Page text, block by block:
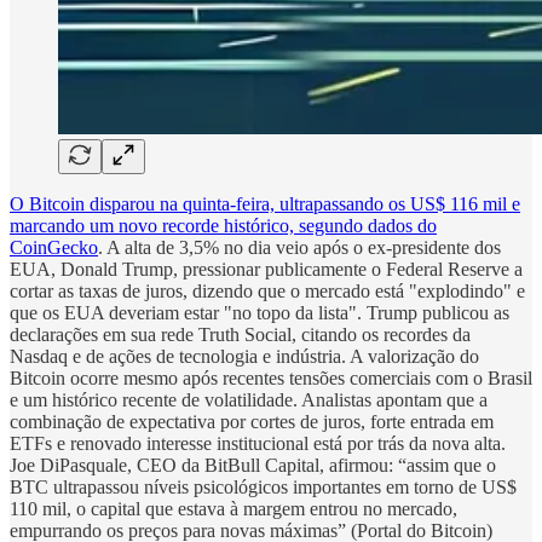
O Bitcoin disparou na quinta-feira, ultrapassando os US$ 116 mil e
marcando um novo recorde histórico, segundo dados do
CoinGecko. A alta de 3,5% no dia veio após o ex-presidente dos
EUA, Donald Trump, pressionar publicamente o Federal Reserve a
cortar as taxas de juros, dizendo que o mercado está "explodindo" e
que os EUA deveriam estar "no topo da lista". Trump publicou as
declarações em sua rede Truth Social, citando os recordes da
Nasdaq e de ações de tecnologia e indústria. A valorização do
Bitcoin ocorre mesmo após recentes tensões comerciais com o Brasil
e um histórico recente de volatilidade. Analistas apontam que a
combinação de expectativa por cortes de juros, forte entrada em
ETFs e renovado interesse institucional está por trás da nova alta.
Joe DiPasquale, CEO da BitBull Capital, afirmou: “assim que o
BTC ultrapassou níveis psicológicos importantes em torno de US$
110 mil, o capital que estava à margem entrou no mercado,
empurrando os preços para novas máximas” (Portal do Bitcoin)